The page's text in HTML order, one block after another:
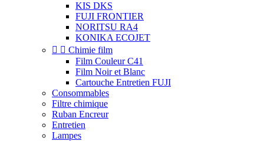
KIS DKS
FUJI FRONTIER
NORITSU RA4
KONIKA ECOJET
  Chimie film
Film Couleur C41
Film Noir et Blanc
Cartouche Entretien FUJI
Consommables
Filtre chimique
Ruban Encreur
Entretien
Lampes